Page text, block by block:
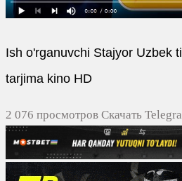
Ish o'rganuvchi Stajyor Uzbek
tarjima kino HD
2 076 просмотров Скачать
yuklash